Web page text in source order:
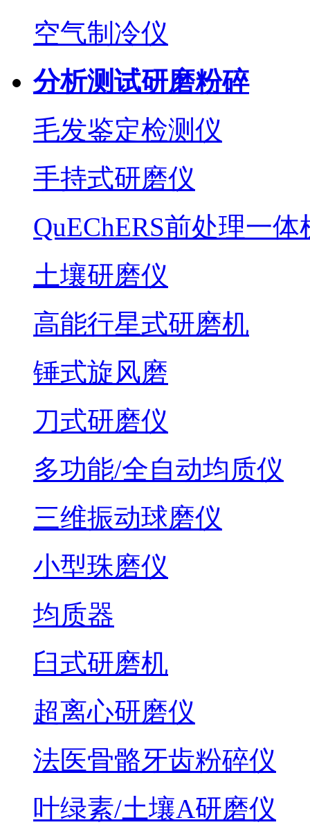
空气制冷仪
分析测试研磨粉碎
毛发鉴定检测仪
手持式研磨仪
QuEChERS前处理一体
土壤研磨仪
高能行星式研磨机
锤式旋风磨
刀式研磨仪
多功能/全自动均质仪
三维振动球磨仪
小型珠磨仪
均质器
臼式研磨机
超离心研磨仪
法医骨骼牙齿粉碎仪
叶绿素/土壤A研磨仪